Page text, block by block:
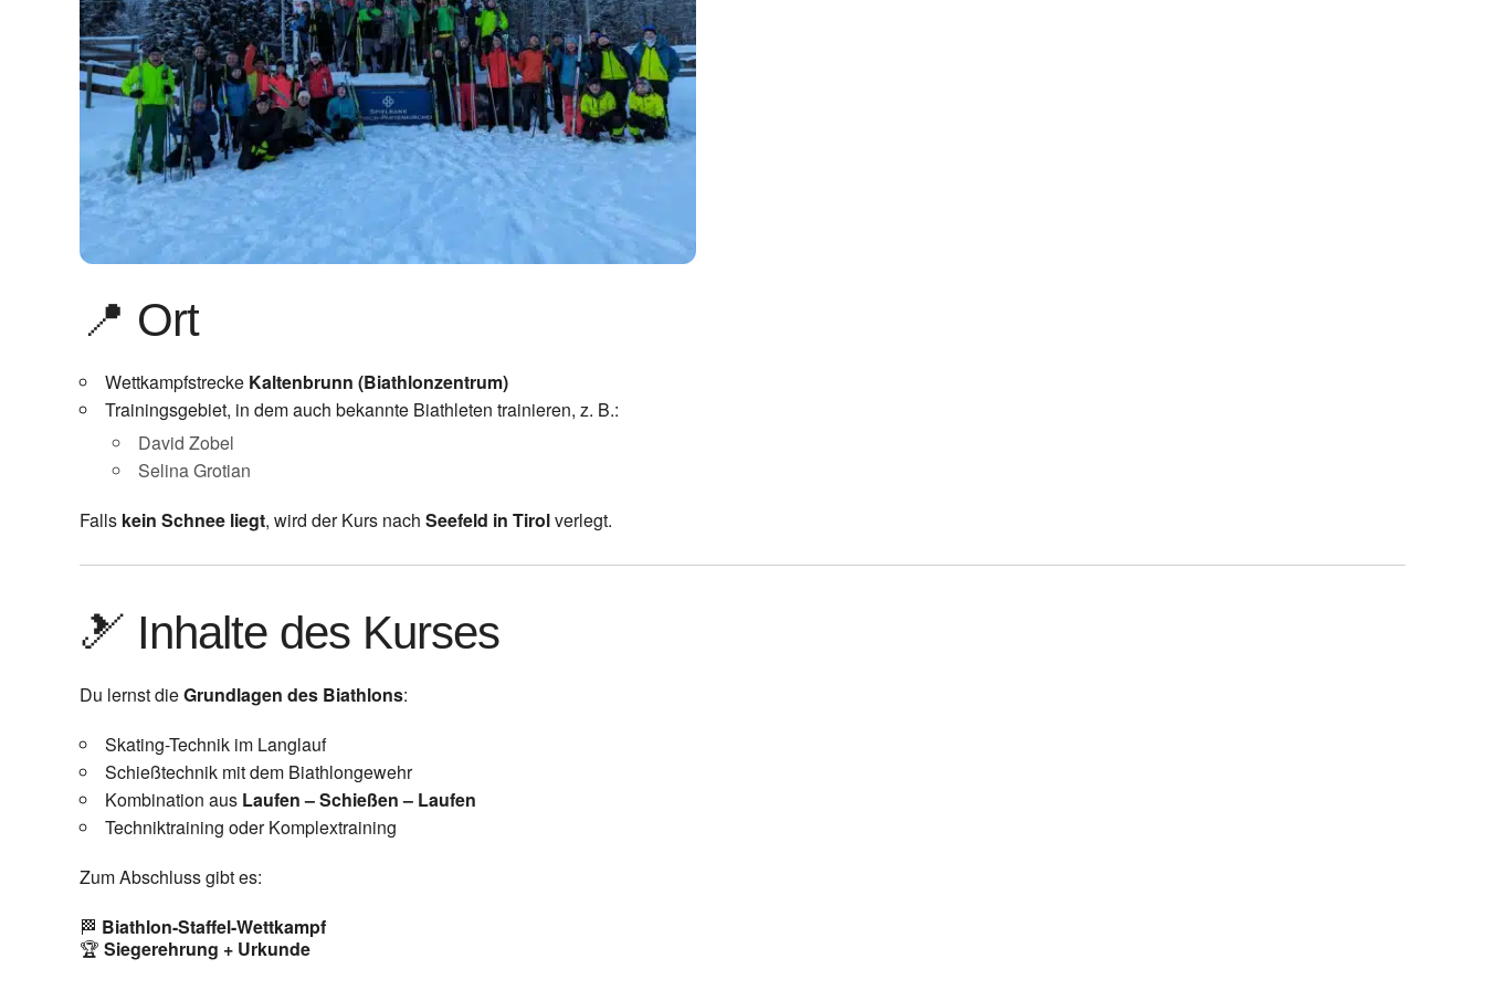
📍 Ort
Wettkampfstrecke Kaltenbrunn (Biathlonzentrum)
Trainingsgebiet, in dem auch bekannte Biathleten trainieren, z. B.:
David Zobel
Selina Grotian
Falls kein Schnee liegt, wird der Kurs nach Seefeld in Tirolverlegt.
🎿 Inhalte des Kurses
Du lernst dieGrundlagen des Biathlons:
Skating-Technik im Langlauf
Schießtechnik mit dem Biathlongewehr
Kombination aus Laufen – Schießen – Laufen
Techniktraining oder Komplextraining
Zum Abschluss gibt es:
🏁 Biathlon-Staffel-Wettkampf
🏆 Siegerehrung + Urkunde